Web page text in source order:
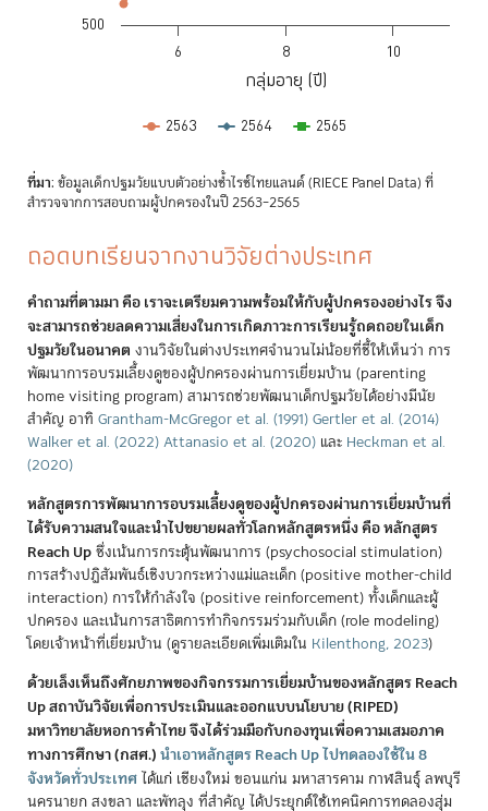
กลุ่มอายุ (ปี)
2563 2564 2565
6 8 10
500
End of interactive chart.
ที่มา: ข้อมูลเด็กปฐมวัยแบบตัวอย่างซ้ำไรซ์ไทยแลนด์ (RIECE Panel Data) ที่
สำรวจจากการสอบถามผู้ปกครองในปี 2563–2565
ถอดบทเรียนจากงานวิจัยต่างประเทศ
คำถามที่ตามมา คือ เราจะเตรียมความพร้อมให้กับผู้ปกครองอย่างไร จึง
จะสามารถช่วยลดความเสี่ยงในการเกิดภาวะการเรียนรู้ถดถอยในเด็ก
ปฐมวัยในอนาคต งานวิจัยในต่างประเทศจำนวนไม่น้อยที่ชี้ให้เห็นว่า การ
พัฒนาการอบรมเลี้ยงดูของผู้ปกครองผ่านการเยี่ยมบ้าน (parenting
home visiting program) สามารถช่วยพัฒนาเด็กปฐมวัยได้อย่างมีนัย
สำคัญ อาทิ Grantham-McGregor et al. (1991)Gertler et al. (2014)
Walker et al. (2022)Attanasio et al. (2020) และ Heckman et al.
(2020)
หลักสูตรการพัฒนาการอบรมเลี้ยงดูของผู้ปกครองผ่านการเยี่ยมบ้านที่
ได้รับความสนใจและนำไปขยายผลทั่วโลกหลักสูตรหนึ่ง คือ หลักสูตร
Reach Upซึ่งเน้นการกระตุ้นพัฒนาการ (psychosocial stimulation)
การสร้างปฏิสัมพันธ์เชิงบวกระหว่างแม่และเด็ก (positive mother-child
interaction) การให้กำลังใจ (positive reinforcement) ทั้งเด็กและผู้
ปกครอง และเน้นการสาธิตการทำกิจกรรมร่วมกับเด็ก (role modeling)
โดยเจ้าหน้าที่เยี่ยมบ้าน (ดูรายละเอียดเพิ่มเติมใน Kilenthong, 2023)
ด้วยเล็งเห็นถึงศักยภาพของกิจกรรมการเยี่ยมบ้านของหลักสูตร Reach
Up สถาบันวิจัยเพื่อการประเมินและออกแบบนโยบาย (RIPED)
มหาวิทยาลัยหอการค้าไทย จึงได้ร่วมมือกับกองทุนเพื่อความเสมอภาค
ทางการศึกษา (กสศ.)นำเอาหลักสูตร Reach Up ไปทดลองใช้ใน 8
จังหวัดทั่วประเทศได้แก่ เชียงใหม่ ขอนแก่น มหาสารคาม กาฬสินธุ์ ลพบุรี
นครนายก สงขลา และพัทลุง ที่สำคัญ ได้ประยุกต์ใช้เทคนิคการทดลองสุ่ม